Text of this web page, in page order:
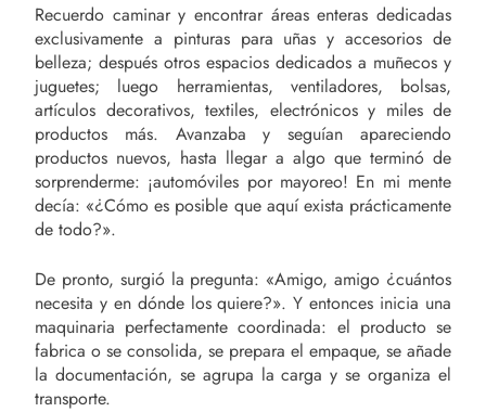
Recuerdo caminar y encontrar áreas enteras dedicadas
exclusivamente a pinturas para uñas y accesorios de
belleza; después otros espacios dedicados a muñecos y
juguetes; luego herramientas, ventiladores, bolsas,
artículos decorativos, textiles, electrónicos y miles de
productos más. Avanzaba y seguían apareciendo
productos nuevos, hasta llegar a algo que terminó de
sorprenderme: ¡automóviles por mayoreo! En mi mente
decía: «¿Cómo es posible que aquí exista prácticamente
de todo?».
De pronto, surgió la pregunta: «Amigo, amigo ¿cuántos
necesita y en dónde los quiere?». Y entonces inicia una
maquinaria perfectamente coordinada: el producto se
fabrica o se consolida, se prepara el empaque, se añade
la documentación, se agrupa la carga y se organiza el
transporte.